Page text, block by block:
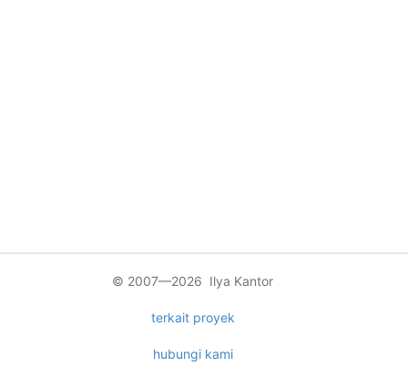
© 2007—2026 Ilya Kantor
terkait proyek
hubungi kami